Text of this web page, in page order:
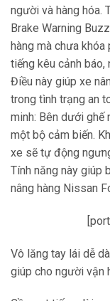
người và hàng hóa.
Brake Warning
hàng mà chưa khóa
tiếng kêu cảnh báo,
Điều này giúp xe
trong tình trạng an
minh: Bên dưới ghế
một bộ cảm biến.
xe sẽ tự động
Tính năng này giúp
nâng hàng Nissan
Vô lăng tay lái dễ
giúp cho người vận